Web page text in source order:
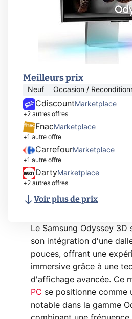
Meilleurs prix
Neuf Occasion /
Cdiscount Marketplace
+2 autres offres
Fnac Marketplace
+1 autre offre
CarrefourMarketplace
+1 autre offre
DartyMarketplace
+2 autres offres
Voir plus de prix
Le Samsung Odyssey 3D
son intégration d'une
pouces, offrant une
immersive grâce à une
d'affichage avancée. Ce
PC se positionne comme
notable dans la gamme